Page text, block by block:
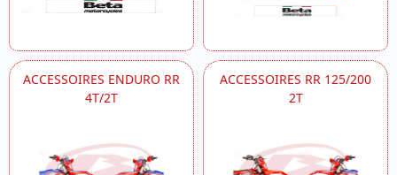
ACCESSOIRES ENDURO RR
4T/2T
ACCESSOIRES RR 125/200
2T